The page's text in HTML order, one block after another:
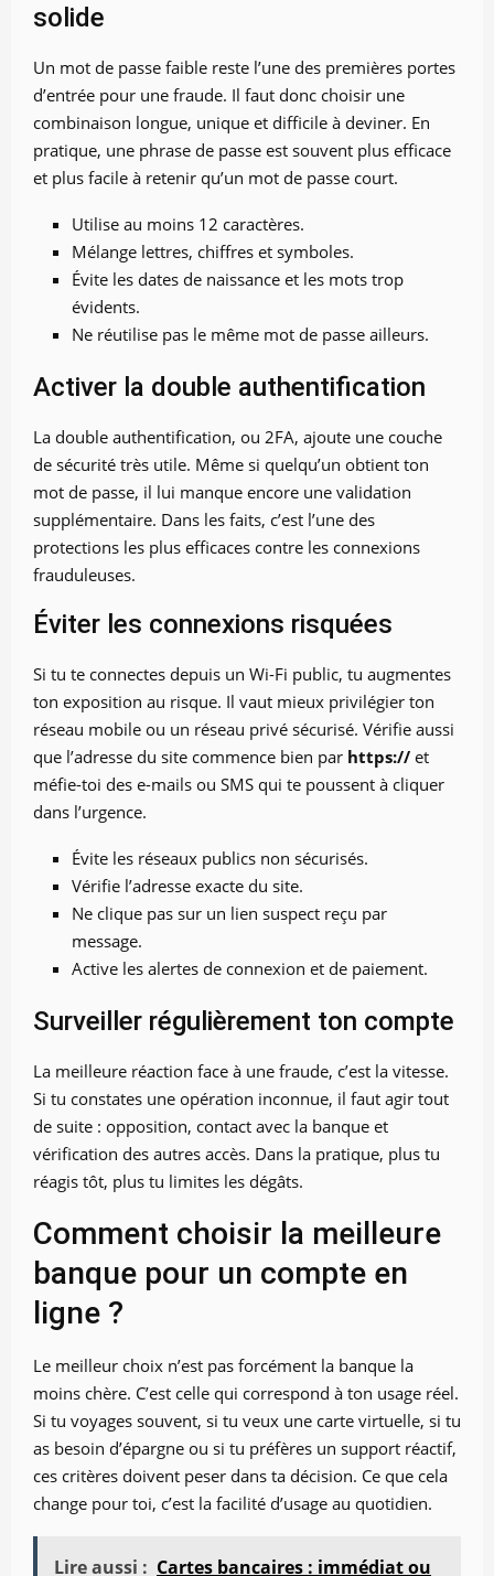
solide
Un mot de passe faible reste l’une des premières portes
d’entrée pour une fraude. Il faut donc choisir une
combinaison longue, unique et difficile à deviner. En
pratique, une phrase de passe est souvent plus efficace
et plus facile à retenir qu’un mot de passe court.
Utilise au moins 12 caractères.
Mélange lettres, chiffres et symboles.
Évite les dates de naissance et les mots trop
évidents.
Ne réutilise pas le même mot de passe ailleurs.
Activer la double authentification
La double authentification, ou 2FA, ajoute une couche
de sécurité très utile. Même si quelqu’un obtient ton
mot de passe, il lui manque encore une validation
supplémentaire. Dans les faits, c’est l’une des
protections les plus efficaces contre les connexions
frauduleuses.
Éviter les connexions risquées
Si tu te connectes depuis un Wi-Fi public, tu augmentes
ton exposition au risque. Il vaut mieux privilégier ton
réseau mobile ou un réseau privé sécurisé. Vérifie aussi
que l’adresse du site commence bien par https:// et
méfie-toi des e-mails ou SMS qui te poussent à cliquer
dans l’urgence.
Évite les réseaux publics non sécurisés.
Vérifie l’adresse exacte du site.
Ne clique pas sur un lien suspect reçu par
message.
Active les alertes de connexion et de paiement.
Surveiller régulièrement ton compte
La meilleure réaction face à une fraude, c’est la vitesse.
Si tu constates une opération inconnue, il faut agir tout
de suite : opposition, contact avec la banque et
vérification des autres accès. Dans la pratique, plus tu
réagis tôt, plus tu limites les dégâts.
Comment choisir la meilleure
banque pour un compte en
ligne ?
Le meilleur choix n’est pas forcément la banque la
moins chère. C’est celle qui correspond à ton usage réel.
Si tu voyages souvent, si tu veux une carte virtuelle, si tu
as besoin d’épargne ou si tu préfères un support réactif,
ces critères doivent peser dans ta décision. Ce que cela
change pour toi, c’est la facilité d’usage au quotidien.
Lire aussi : Cartes bancaires : immédiat ou